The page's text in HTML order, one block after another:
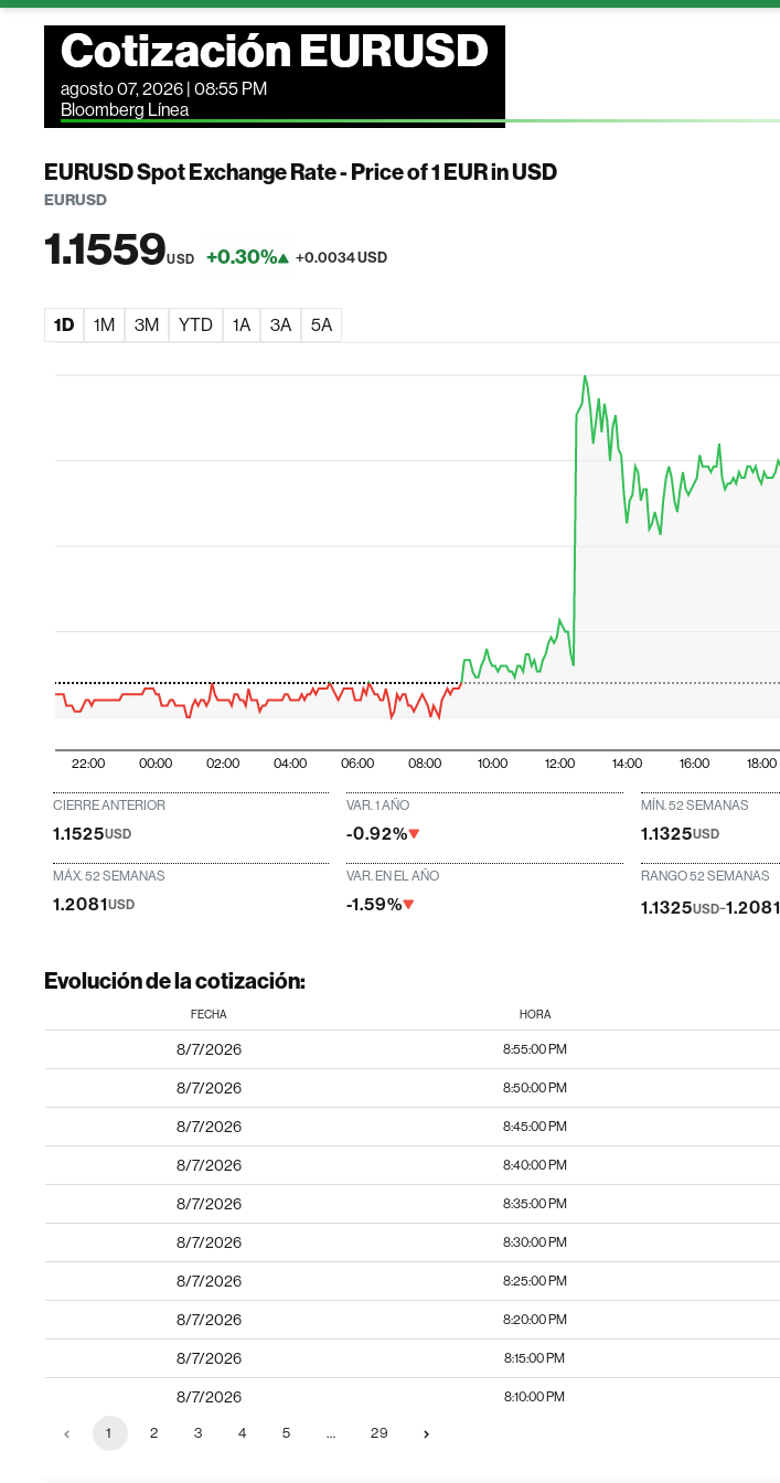
Cotización EURUSD
agosto 07, 2026 | 08:55 PM
Bloomberg Línea
EURUSD Spot Exchange Rate - Price of 1 EUR in USD
EURUSD
1.1559USD +0.30% +0.0034 USD
1D 1M 3M YTD 1A 3A 5A
22:00 00:00 02:00 04:00 06:00 08:00 10:00 12:00 14:00 16:00 18:00
CIERRE ANTERIOR
1.1525USD
VAR. 1 AÑO
-0.92%
MÍN. 52 SEMANAS
1.1325USD
MÁX. 52 SEMANAS
1.2081USD
VAR. EN EL AÑO
-1.59%
RANGO 52 SEMANAS
1.1325USD-1.2081
Evolución de la cotización:
FECHA HORA
8/7/2026 8:55:00 PM
8/7/2026 8:50:00 PM
8/7/2026 8:45:00 PM
8/7/2026 8:40:00 PM
8/7/2026 8:35:00 PM
8/7/2026 8:30:00 PM
8/7/2026 8:25:00 PM
8/7/2026 8:20:00 PM
8/7/2026 8:15:00 PM
8/7/2026 8:10:00 PM
1 2 3 4 5 … 29